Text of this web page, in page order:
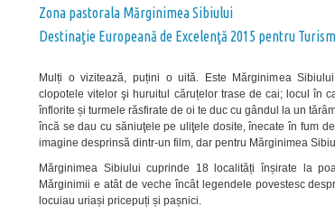
Zona pastorala Mărginimea Sibiului
Destinaţie Europeană de Excelenţă 2015 pentru
Mulți o vizitează, puțini o uită. Este Mărginimea
clopotele vitelor şi huruitul căruțelor trase de cai; locul în
înflorite și turmele răsfirate de oi te duc cu gândul la un
încă se dau cu săniuţele pe uliţele dosite, înecate în fum
imagine desprinsă dintr-un film, dar pentru Mărginimea
Mărginimea Sibiului cuprinde 18 localități înșirate la
Mărginimii e atât de veche încât legendele povestesc
locuiau uriași pricepuți și pașnici.